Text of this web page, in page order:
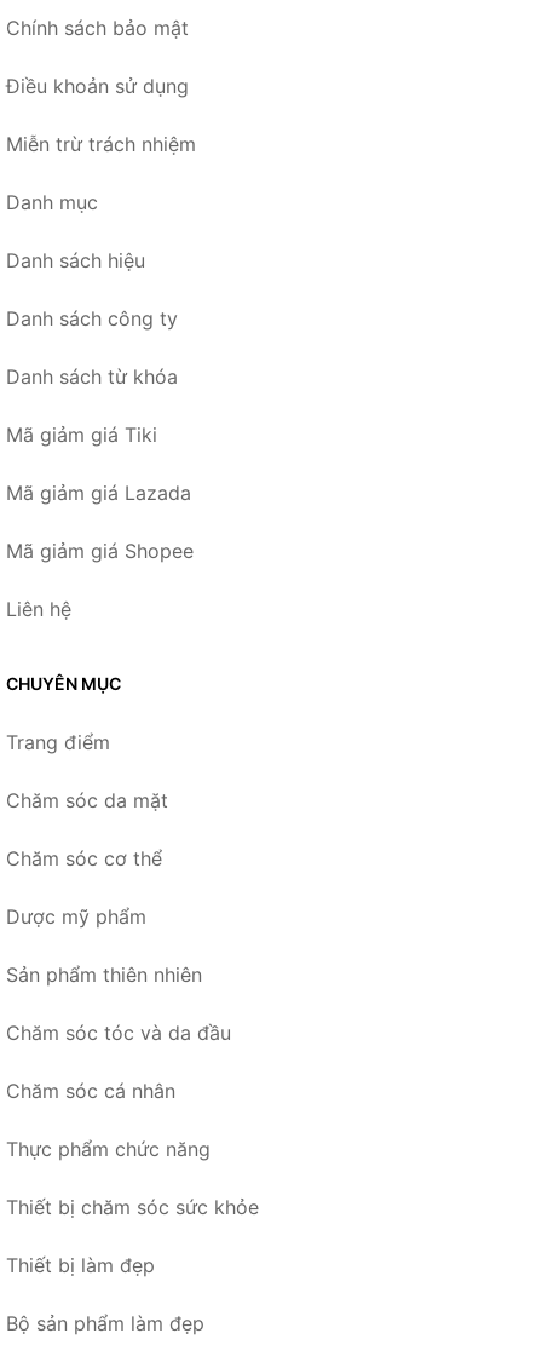
Chính sách bảo mật
Điều khoản sử dụng
Miễn trừ trách nhiệm
Danh mục
Danh sách hiệu
Danh sách công ty
Danh sách từ khóa
Mã giảm giá Tiki
Mã giảm giá Lazada
Mã giảm giá Shopee
Liên hệ
CHUYÊN MỤC
Trang điểm
Chăm sóc da mặt
Chăm sóc cơ thể
Dược mỹ phẩm
Sản phẩm thiên nhiên
Chăm sóc tóc và da đầu
Chăm sóc cá nhân
Thực phẩm chức năng
Thiết bị chăm sóc sức khỏe
Thiết bị làm đẹp
Bộ sản phẩm làm đẹp